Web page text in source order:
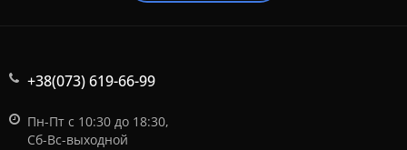
+38(073) 619-66-99
Пн-Пт с 10:30 до 18:30,
Сб-Вс-выходной